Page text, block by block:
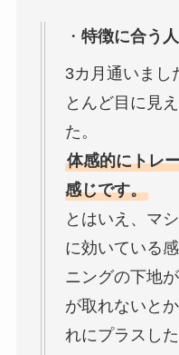
・ 特徴に合う
3カ月通いまし
とんど目に見
た。
体感的にトレ
感じです。
とはいえ、マ
に効いている
ニングの下地
が取れないと
れにプラスし